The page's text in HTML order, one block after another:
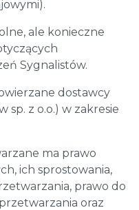
ale konieczne
Sygnalistów.
dostawcy
sp. z o.o.) w zakresie
ma prawo
ich sprostowania,
prawo do
oraz